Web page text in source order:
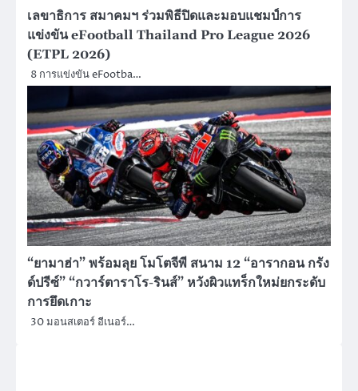
เลขาธิการ สมาคมฯ ร่วมพิธีปิดและมอบแชมป์การ
แข่งขัน eFootball Thailand Pro League 2026
(ETPL 2026)
8 การแข่งขัน eFootba…
“ยามาฮ่า” พร้อมลุย โมโตจีพี สนาม 12 “อารากอน กรัง
ด์ปรีซ์” “กวาร์ตาราโร-รินส์” หวังผิวแทร็กใหม่ยกระดับ
การยึดเกาะ
30 มอนสเตอร์ อีเนอร์…